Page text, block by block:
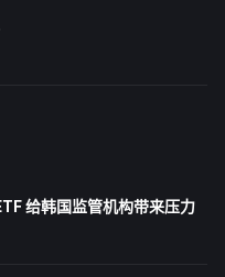
给韩国监管机构带来压力